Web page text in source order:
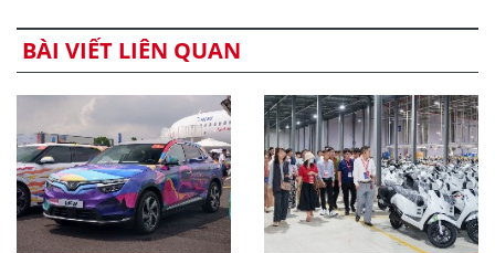
BÀI VIẾT LIÊN QUAN